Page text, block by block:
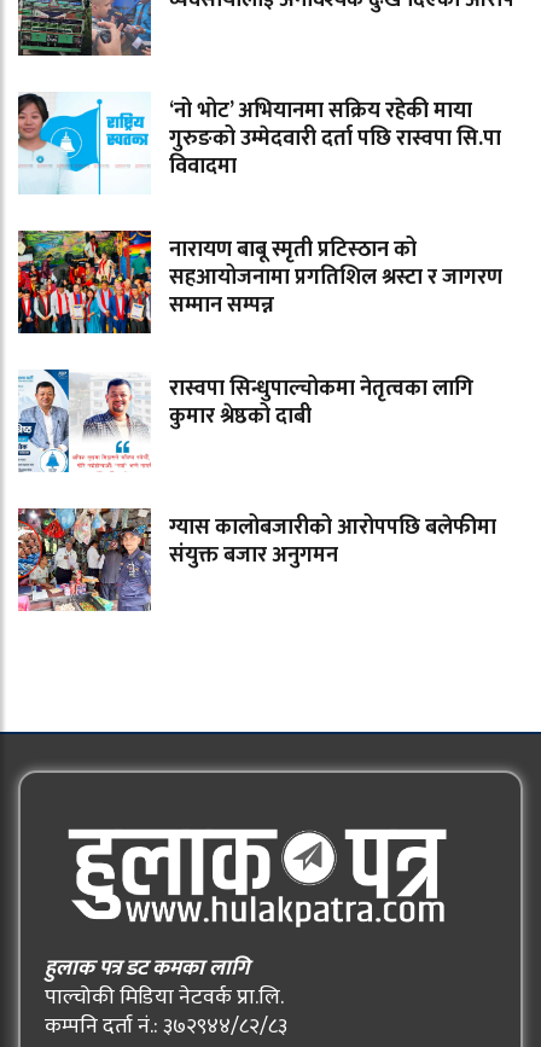
‘नो भोट’ अभियानमा सक्रिय रहेकी माया
गुरुङको उम्मेदवारी दर्ता पछि रास्वपा सि.पा
विवादमा
नारायण बाबू स्मृती प्रटिस्ठान को
सहआयोजनामा प्रगतिशिल श्रस्टा र जागरण
सम्मान सम्पन्न
रास्वपा सिन्धुपाल्चोकमा नेतृत्वका लागि
कुमार श्रेष्ठको दाबी
ग्यास कालोबजारीको आरोपपछि बलेफीमा
संयुक्त बजार अनुगमन
हुलाक पत्र डट कमका लागि
पाल्चोकी मिडिया नेटवर्क प्रा.लि.
कम्पनि दर्ता नं.: ३७२९४४/८२/८३